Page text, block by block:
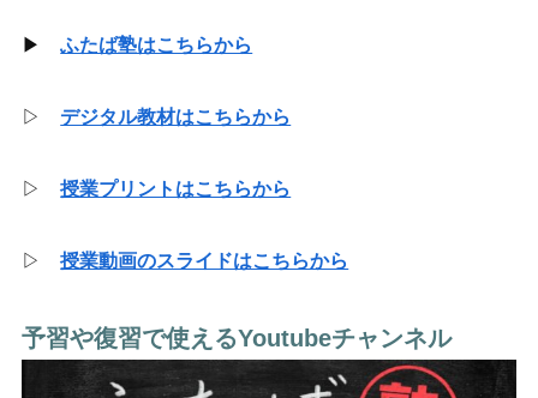
▶ふたば塾はこちらから
▷ デジタル教材はこちらから
▷授業プリントはこちらから
▷授業動画のスライドはこちらから
予習や復習で使えるYoutubeチャンネル